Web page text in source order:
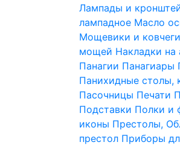
Лампады и
лампадное Масло
Мощевики и
мощей Накладки на
Панагии Панагиары
Панихидные столы,
Пасочницы Печати
Подставки Полки и
иконы Престолы,
престол Приборы